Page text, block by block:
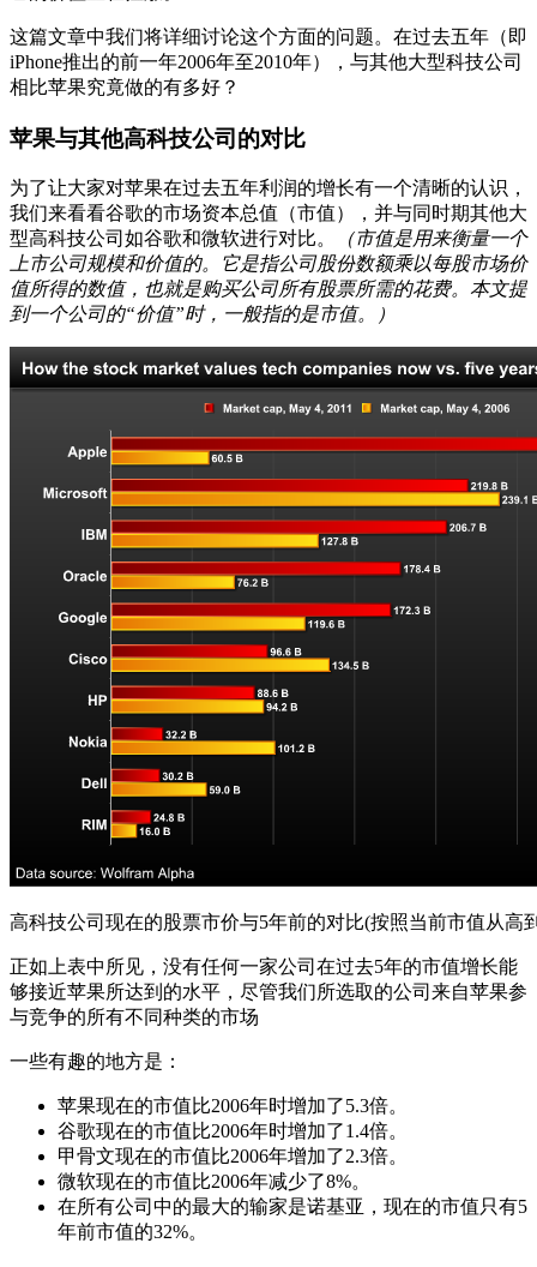
这篇文章中我们将详细讨论这个方面的问题。在过去五年（即
iPhone推出的前一年2006年至2010年），与其他大型科技公司
相比苹果究竟做的有多好？
苹果与其他高科技公司的对比
为了让大家对苹果在过去五年利润的增长有一个清晰的认识，
我们来看看谷歌的市场资本总值（市值），并与同时期其他大
型高科技公司如谷歌和微软进行对比。
（市值是用来衡量一个
上市公司规模和价值的。它是指公司股份数额乘以每股市场价
值所得的数值，也就是购买公司所有股票所需的花费。本文提
到一个公司的“价值”时，一般指的是市值。）
高科技公司现在的股票市价与5年前的对比(按照当前市值从高
正如上表中所见，没有任何一家公司在过去5年的市值增长能
够接近苹果所达到的水平，尽管我们所选取的公司来自苹果参
与竞争的所有不同种类的市场
一些有趣的地方是：
苹果现在的市值比2006年时增加了5.3倍。
谷歌现在的市值比2006年时增加了1.4倍。
甲骨文现在的市值比2006年增加了2.3倍。
微软现在的市值比2006年减少了8%。
在所有公司中的最大的输家是诺基亚，现在的市值只有5
年前市值的32%。